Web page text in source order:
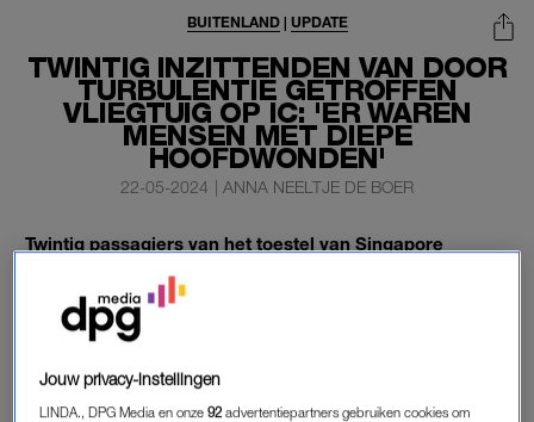
TWINTIG INZITTENDEN VAN DOOR
TURBULENTIE GETROFFEN
VLIEGTUIG OP IC: 'ER WAREN
MENSEN MET DIEPE
HOOFDWONDEN'
BUITENLAND| UPDATE
22-05-2024 | ANNA NEELTJE DE BOER
Twintig passagiers van het toestel van Singapore
dat door ernstige turbulentie werd getroffen
liggen op de intensive care. Ze zijn verspreid over twee
ziekenhuizen in Bangkok.
Dat hebben de desbetreffende ziekenhuizen laten weten.
Jouw privacy-instellingen
LINDA., DPG Media en onze92 advertentiepartners gebruiken cookies om